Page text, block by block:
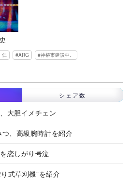
仁 ARG 神椿市建設中。
シェア数
大胆イメチェン
、高級腕時計を紹介
恋しがり号泣
式草刈機”を紹介